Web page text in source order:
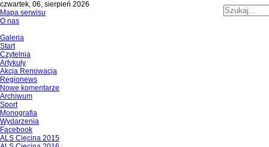
czwartek, 06, sierpień 2026
Mapa serwisu
O nas
Galeria
Start
Czytelnia
Artykuły
Akcja Renowacja
Regionews
Nowe komentarze
Archiwum
Sport
Monografia
Wydarzenia
Facebook
ALS Cięcina 2015